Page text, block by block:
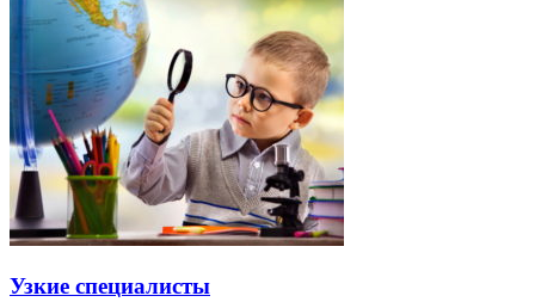
Узкие специалисты